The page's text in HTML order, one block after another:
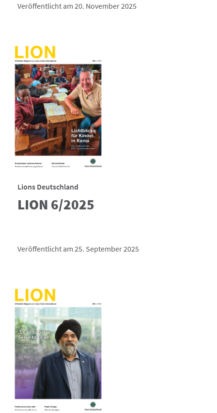
Veröffentlicht am 20. November 2025
Lions Deutschland
LION 6/2025
Veröffentlicht am 25. September 2025